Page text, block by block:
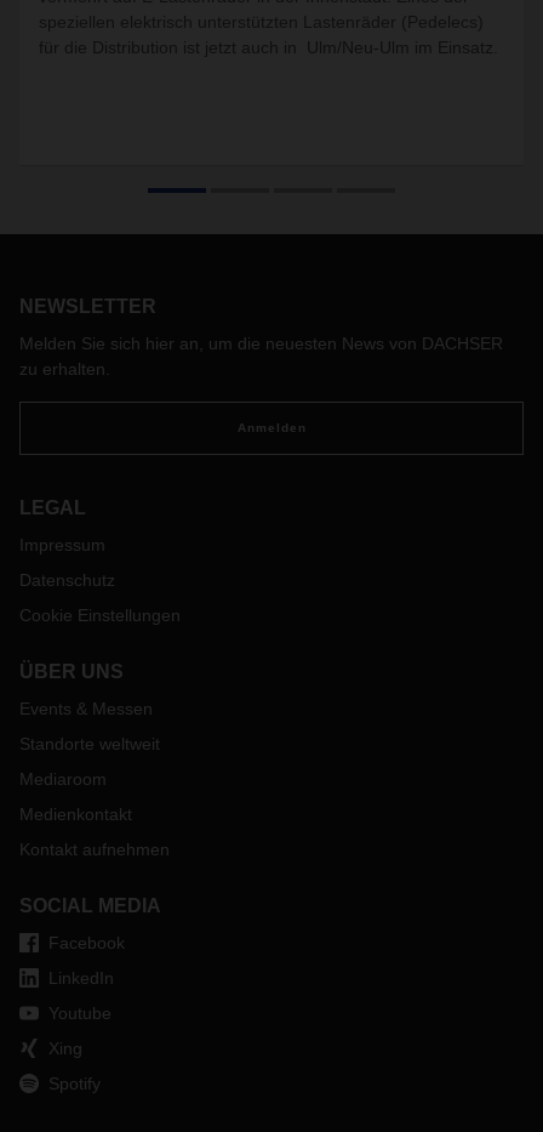
speziellen elektrisch unterstützten Lastenräder (Pedelecs)
für die Distribution ist jetzt auch in Ulm/Neu-Ulm im Einsatz.
NEWSLETTER
Melden Sie sich hier an, um die neuesten News von DACHSER
zu erhalten.
Anmelden
LEGAL
Impressum
Datenschutz
Cookie Einstellungen
ÜBER UNS
Events & Messen
Standorte weltweit
Mediaroom
Medienkontakt
Kontakt aufnehmen
SOCIAL MEDIA
Facebook
LinkedIn
Youtube
Xing
Spotify